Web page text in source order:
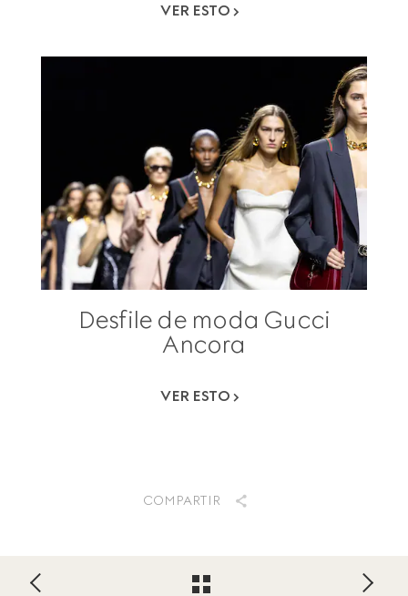
VER ESTO
Desfile de moda Gucci
Ancora
VER ESTO
COMPARTIR